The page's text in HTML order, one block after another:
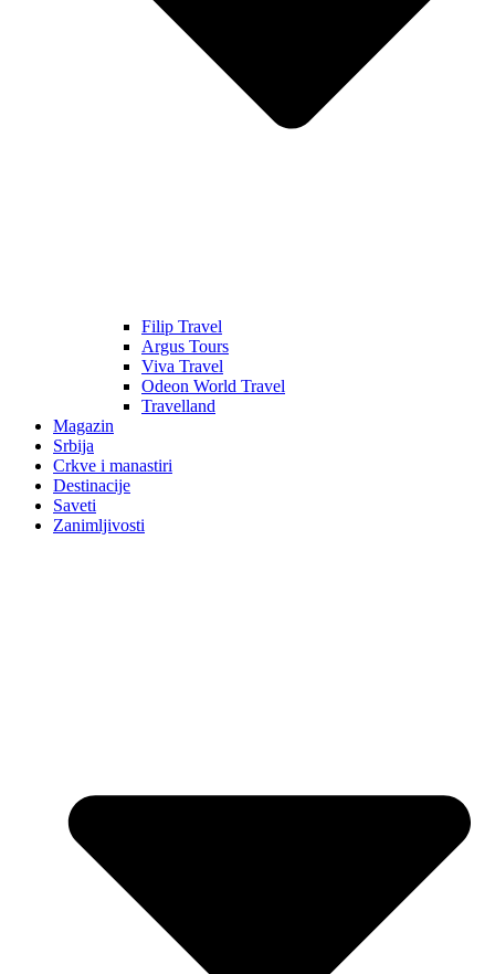
Filip Travel
Argus Tours
Viva Travel
Odeon World Travel
Travelland
Magazin
Srbija
Crkve i manastiri
Destinacije
Saveti
Zanimljivosti